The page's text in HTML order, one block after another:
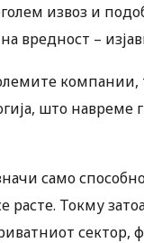
извоз и
вредност –
што навреме
само
расте. Токму
сектор,